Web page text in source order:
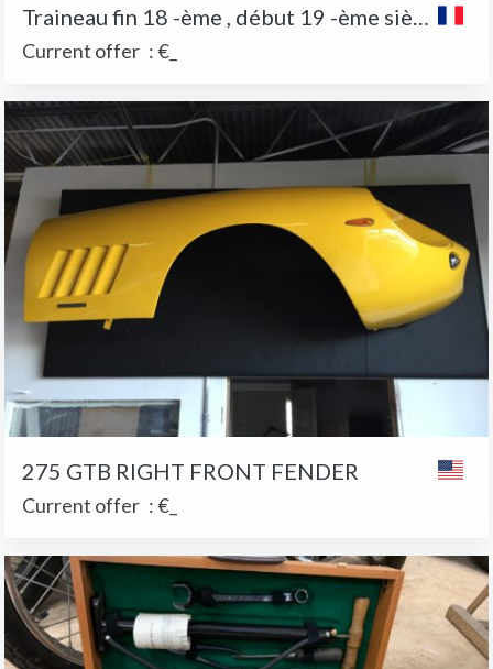
Traineau fin 18 -ème , début 19 -ème siècles
Current offer :€_
275 GTB RIGHT FRONT FENDER
Current offer :€_